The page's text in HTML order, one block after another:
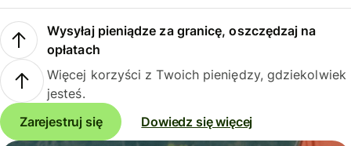
Wysyłaj pieniądze za granicę, oszczędzaj na
opłatach
Więcej korzyści z Twoich pieniędzy, gdziekolwiek
jesteś.
Zarejestruj się
Dowiedz się więcej